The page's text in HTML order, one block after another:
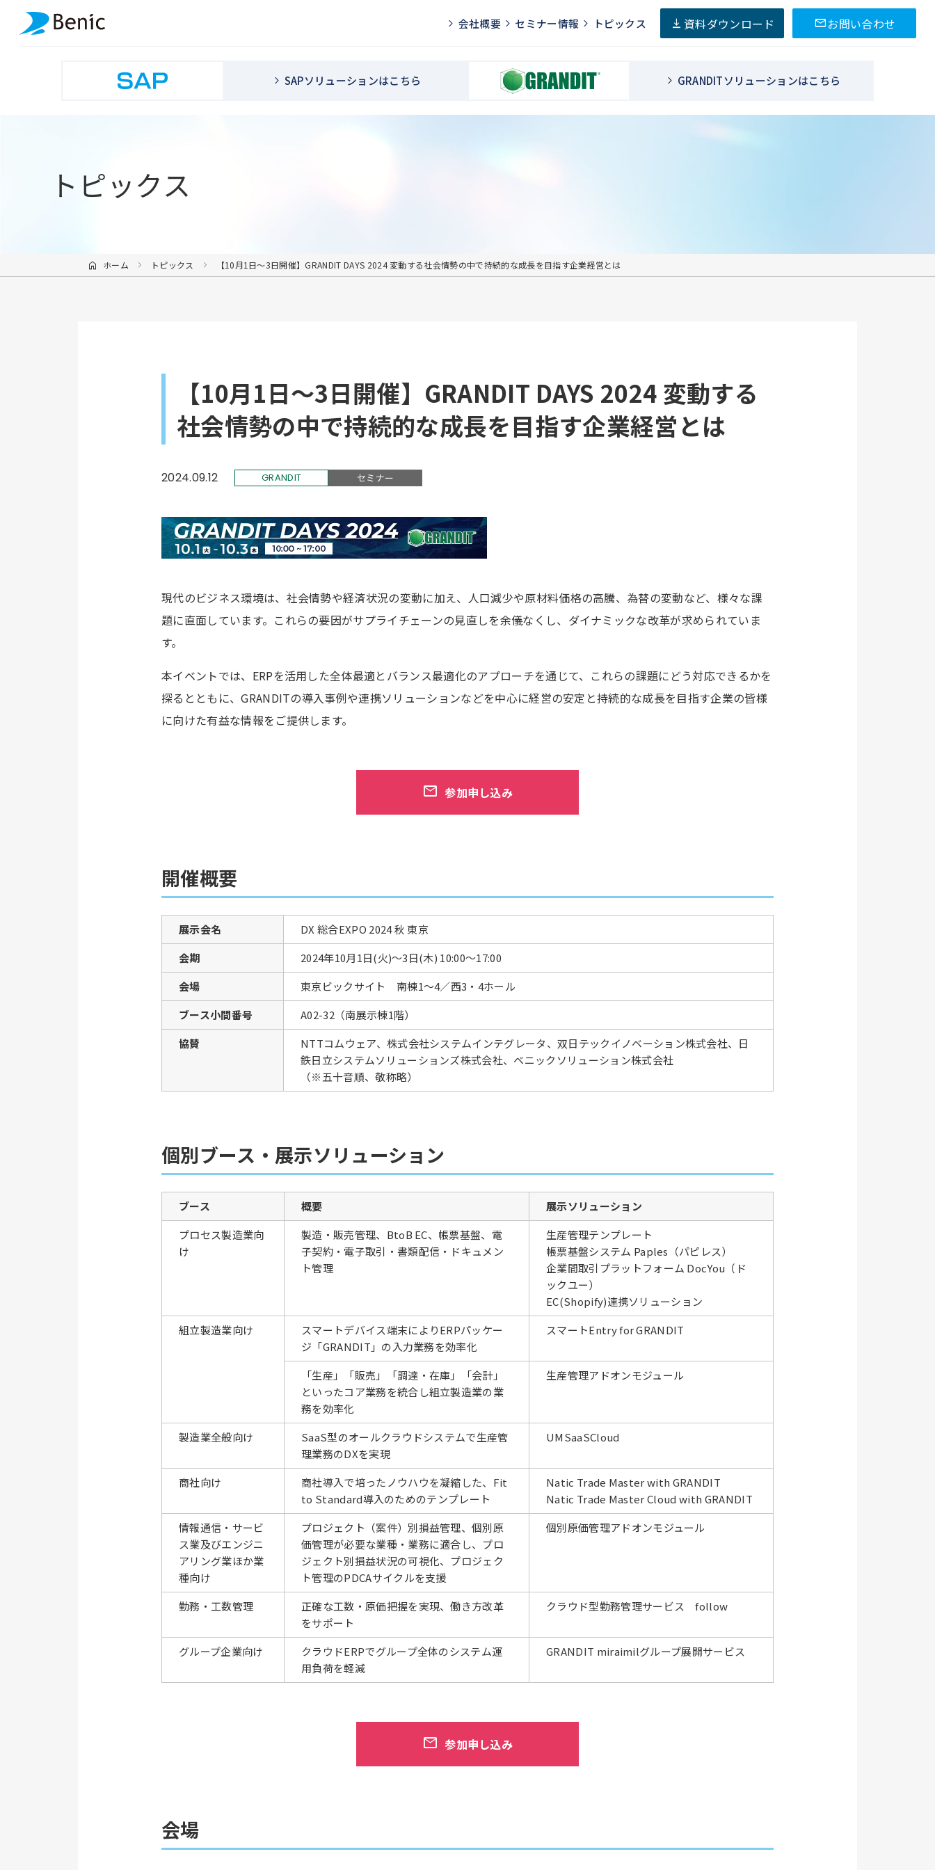
会社概要 セミナー情報 トピックス 資料ダウンロード お問い合わせ
SAPソリューションはこちら GRANDITソリューションはこちら
トピックス
ホーム トピックス 【10月1日～3日開催】GRANDIT DAYS 2024 変動する社会情勢の中で持続的な成長を目指す企業経営とは
【10月1日～3日開催】GRANDIT DAYS 2024 変動する
社会情勢の中で持続的な成長を目指す企業経営とは
2024.09.12 GRANDIT セミナー
現代のビジネス環境は、社会情勢や経済状況の変動に加え、人口減少や原材料価格の高騰、為替の変動など、様々な課
題に直面しています。これらの要因がサプライチェーンの見直しを余儀なくし、ダイナミックな改革が求められていま
す。
本イベントでは、ERPを活用した全体最適とバランス最適化のアプローチを通じて、これらの課題にどう対応できるかを
探るとともに、GRANDITの導入事例や連携ソリューションなどを中心に経営の安定と持続的な成長を目指す企業の皆様
に向けた有益な情報をご提供します。
参加申し込み
開催概要
展示会名
DX 総合EXPO 2024 秋 東京
会期
2024年10月1日(火)～3日(木) 10:00～17:00
会場
東京ビックサイト 南棟1～4／西3・4ホール
ブース小間番号
A02-32（南展示棟1階）
協賛
NTTコムウェア、株式会社システムインテグレータ、双日テックイノベーション株式会社、日
鉄日立システムソリューションズ株式会社、ベニックソリューション株式会社
（※五十音順、敬称略）
個別ブース・展示ソリューション
ブース 概要
展示ソリューション
プロセス製造業向
け
製造・販売管理、BtoB EC、帳票基盤、電
子契約・電子取引・書類配信・ドキュメン
ト管理
生産管理テンプレート
帳票基盤システム Paples（パピレス）
企業間取引プラットフォーム DocYou（ド
ックユー）
EC(Shopify)連携ソリューション
組立製造業向け
スマートデバイス端末によりERPパッケー
ジ「GRANDIT」の入力業務を効率化
スマートEntry for GRANDIT
「生産」「販売」「調達・在庫」「会計」
といったコア業務を統合し組立製造業の業
務を効率化
生産管理アドオンモジュール
製造業全般向け
SaaS型のオールクラウドシステムで生産管
理業務のDXを実現
UMSaaSCloud
商社向け
商社導入で培ったノウハウを凝縮した、Fit
to Standard導入のためのテンプレート
Natic Trade Master with GRANDIT
Natic Trade Master Cloud with GRANDIT
情報通信・サービ
ス業及びエンジニ
アリング業ほか業
種向け
プロジェクト（案件）別損益管理、個別原
価管理が必要な業種・業務に適合し、プロ
ジェクト別損益状況の可視化、プロジェク
ト管理のPDCAサイクルを支援
個別原価管理アドオンモジュール
勤務・工数管理
正確な工数・原価把握を実現、働き方改革
をサポート
クラウド型勤務管理サービス follow
グループ企業向け
クラウドERPでグループ全体のシステム運
用負荷を軽減
GRANDIT miraimilグループ展開サービス
参加申し込み
会場